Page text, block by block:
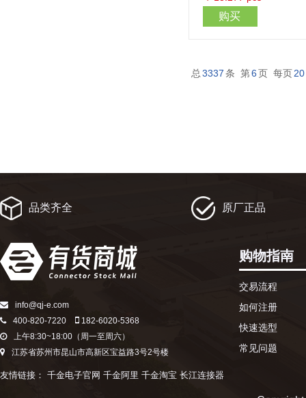
购买
总 3337条 第6页 每页20
品类齐全 原厂正品
info@qj-e.com
400-820-7220
182-6020-5368
上午8:30~18:00（周一至周六）
江苏省苏州市昆山市高新区宝益路3号2号楼
购物指南
交易流程
如何注册
快速选型
常见问题
友情链接： 千金电子官网 千金阿里 千金淘宝 长江连接器